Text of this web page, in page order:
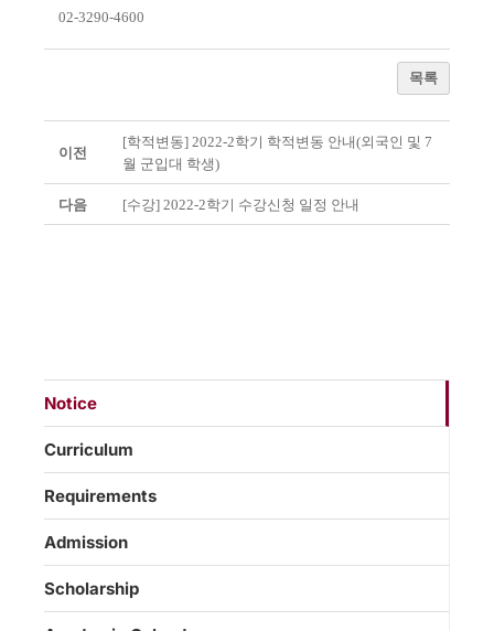
02-3290-4600
목록
이전
[학적변동] 2022-2학기 학적변동 안내(외국인 및 7
월 군입대 학생)
다음 [수강] 2022-2학기 수강신청 일정 안내
Notice
Curriculum
Requirements
Admission
Scholarship